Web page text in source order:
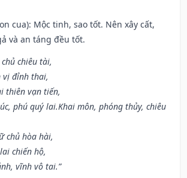
cua): Mộc tinh, sao tốt. Nên xây cất,
và an táng đều tốt.
chiêu tài,
vị đỉnh thai,
thiên vạn tiến,
phú quý lai.Khai môn, phóng thủy, chiêu
chủ hòa hài,
chiến hộ,
vĩnh vô tai.”